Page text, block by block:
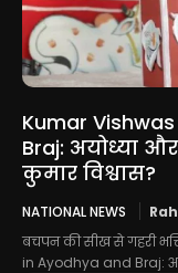
Kumar
Braj: अयोध्या
कुमार विश्वास?
NATIONAL NEWS
बचपन की सीख से गहरी
in Ayodhya and Braj: